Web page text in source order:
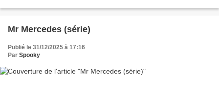
Mr Mercedes (série)
Publié le 31/12/2025 à 17:16
Par Spooky